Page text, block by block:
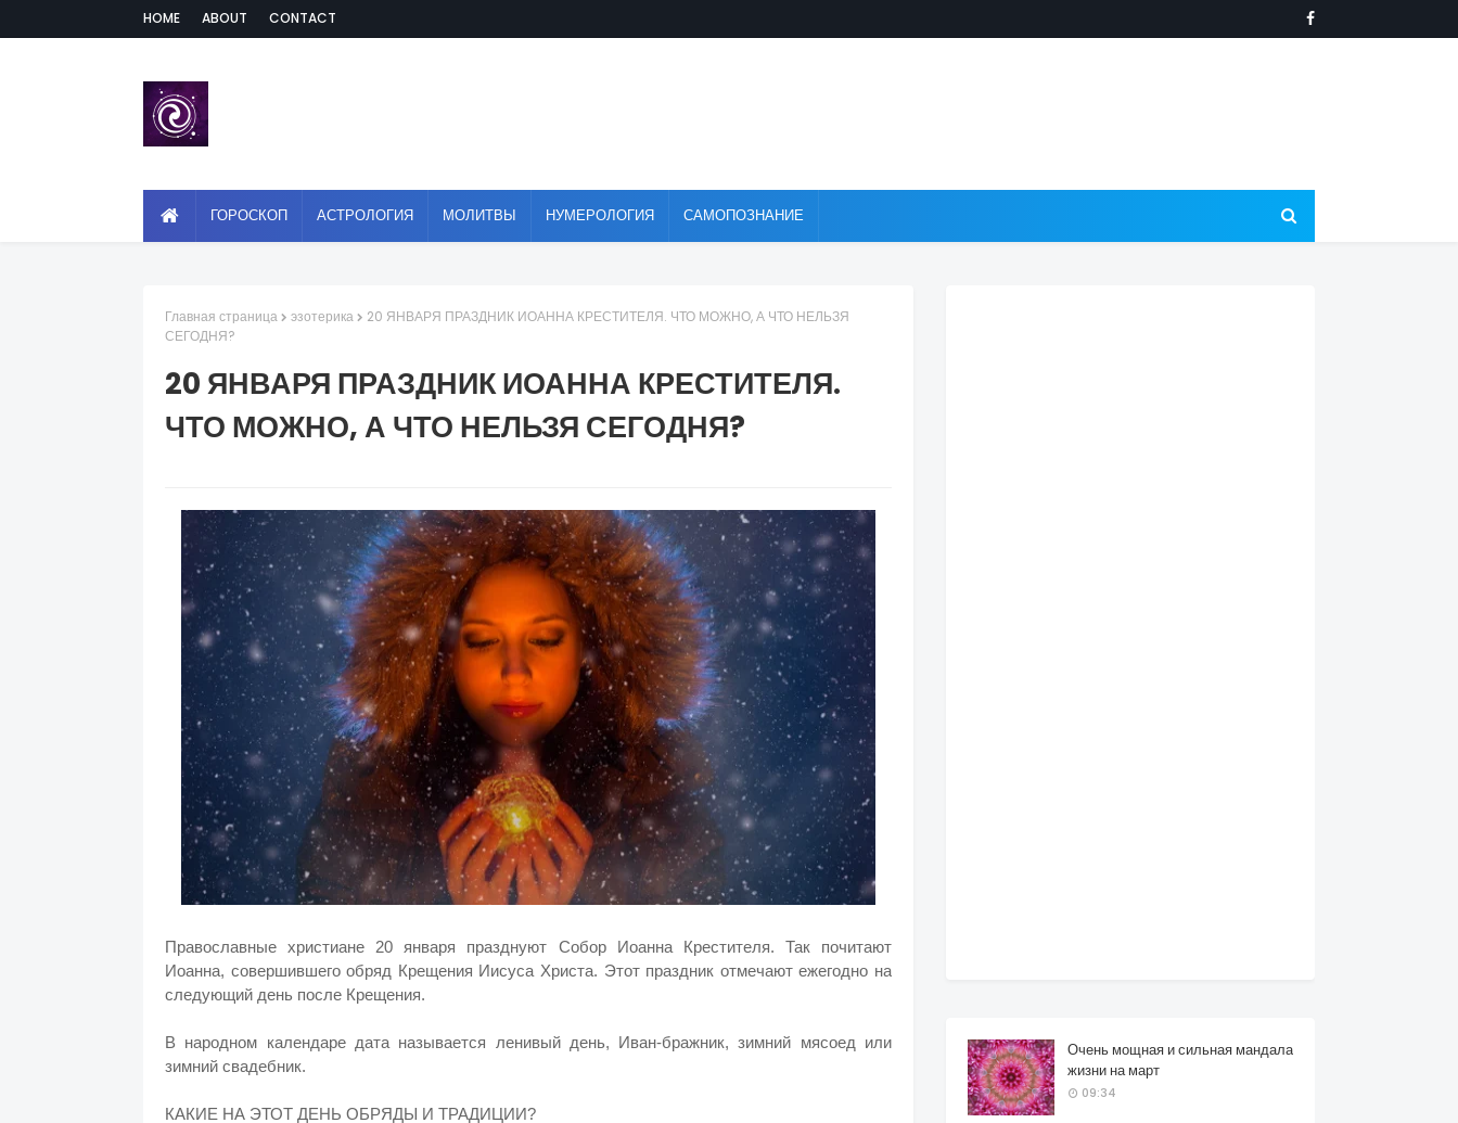
HOME ABOUT CONTACT
ГОРОСКОП АСТРОЛОГИЯ МОЛИТВЫ НУМЕРОЛОГИЯ САМОПОЗНАНИЕ
Главная страница эзотерика
20 ЯНВАРЯ ПРАЗДНИК ИОАННА КРЕСТИТЕЛЯ. ЧТО МОЖНО, А ЧТО НЕЛЬЗЯ
СЕГОДНЯ?
20 ЯНВАРЯ ПРАЗДНИК ИОАННА КРЕСТИТЕЛЯ.
ЧТО МОЖНО, А ЧТО НЕЛЬЗЯ СЕГОДНЯ?
Православные христиане 20 января празднуют Собор Иоанна Крестителя. Так почитают
Иоанна, совершившего обряд Крещения Иисуса Христа. Этот праздник отмечают ежегодно на
следующий день после Крещения.
В народном календаре дата называется ленивый день, Иван-бражник, зимний мясоед или
зимний свадебник.
КАКИЕ НА ЭТОТ ДЕНЬ ОБРЯДЫ И ТРАДИЦИИ?
Очень мощная и сильная мандала
жизни на март
09:34